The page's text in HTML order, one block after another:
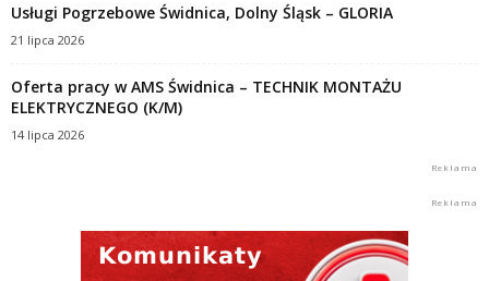
Usługi Pogrzebowe Świdnica, Dolny Śląsk – GLORIA
21 lipca 2026
Oferta pracy w AMS Świdnica – TECHNIK MONTAŻU
ELEKTRYCZNEGO (K/M)
14 lipca 2026